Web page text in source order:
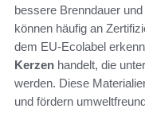
bessere Brenndauer
können häufig an
dem EU-Ecolabel
Kerzen handelt, die
werden. Diese
und fördern